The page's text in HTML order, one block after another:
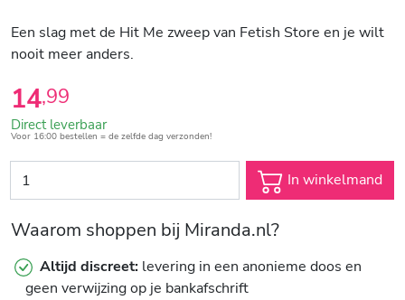
Een slag met de Hit Me zweep van Fetish Store en je wilt
nooit meer anders.
14,99
Direct leverbaar
Voor 16:00 bestellen = de zelfde dag verzonden!
In winkelmand
Waarom shoppen bij Miranda.nl?
Altijd discreet: levering in een anonieme doos en
geen verwijzing op je bankafschrift